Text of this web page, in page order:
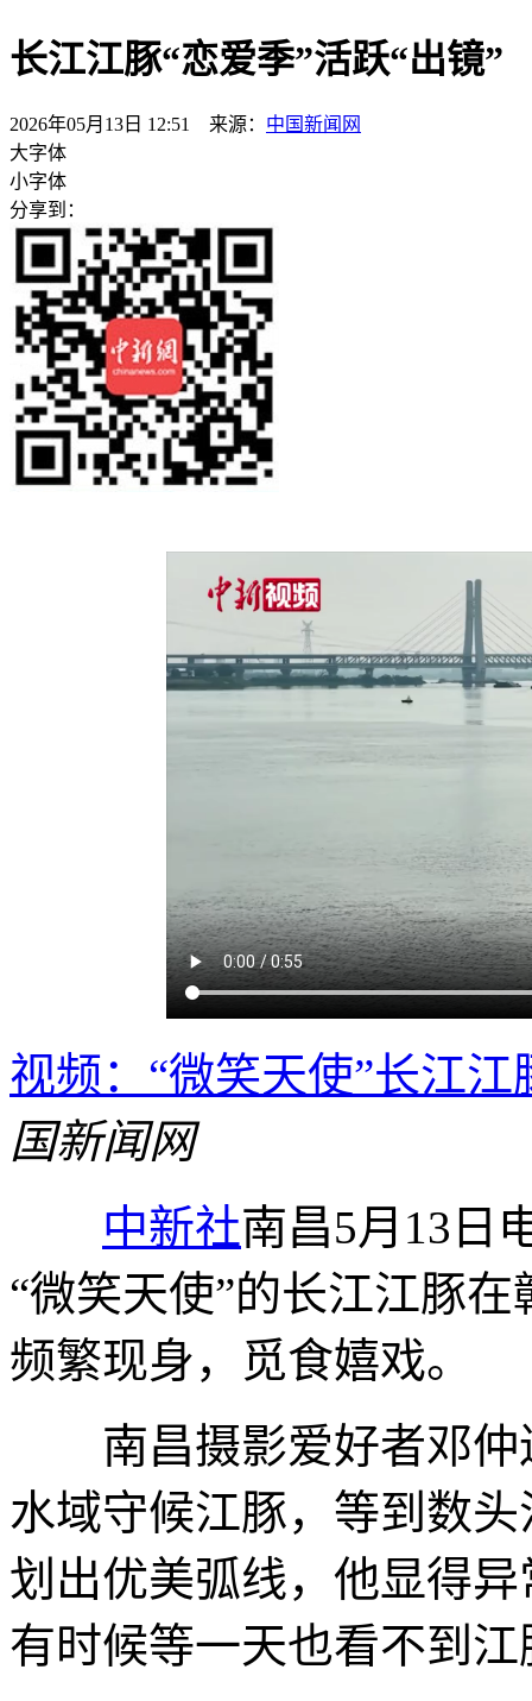
长江江豚“恋爱季”活跃“出镜”
2026年05月13日 12:51 来源： 中国新闻网
大字体
小字体
分享到：
视频：“微笑天使”长江江
国新闻网
中新社南昌5月13日
“微笑天使”的长江江豚
频繁现身，觅食嬉戏。
南昌摄影爱好者邓仲
水域守候江豚，等到数
划出优美弧线，他显得
有时候等一天也看不到